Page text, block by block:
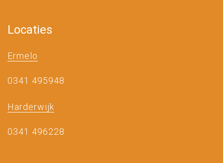
Locaties
Ermelo
0341 495948
Harderwijk
0341 496228